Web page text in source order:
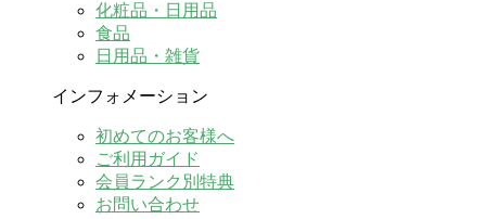
化粧品・日用品
食品
日用品・雑貨
インフォメーション
初めてのお客様へ
ご利用ガイド
会員ランク別特典
お問い合わせ